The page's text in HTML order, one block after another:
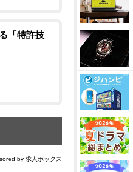
「特許技
by 求人ボックス